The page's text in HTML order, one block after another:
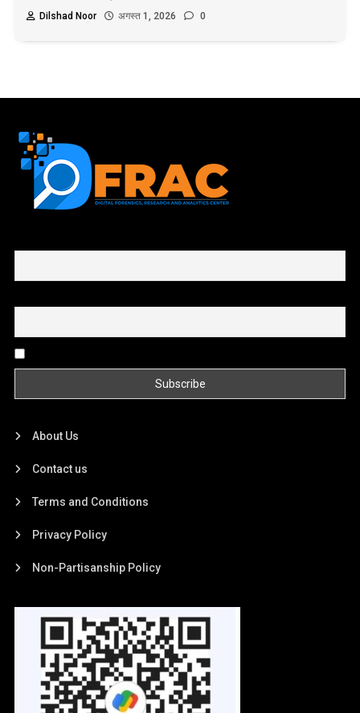
Dilshad Noor
अगस्त 1, 2026 0
About Us
Contact us
Terms and Conditions
Privacy Policy
Non-Partisanship Policy